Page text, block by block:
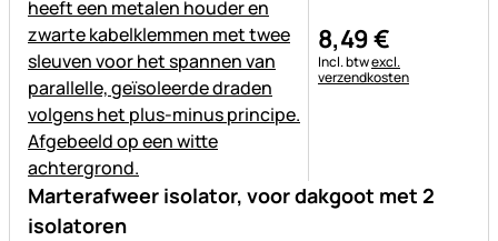
Marterafweer isolator, voor dakgoot met 2
isolatoren
8,49€
Belastinginformatie:
Incl. btwexcl.
verzendkosten